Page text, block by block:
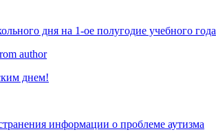
дня на 1-ое полугодие учебного года
author
днем!
информации о проблеме аутизма